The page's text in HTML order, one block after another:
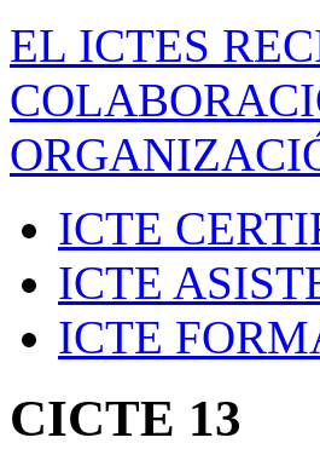
EL ICTES
ICTE
ICTE
ICTE
CICTE 13